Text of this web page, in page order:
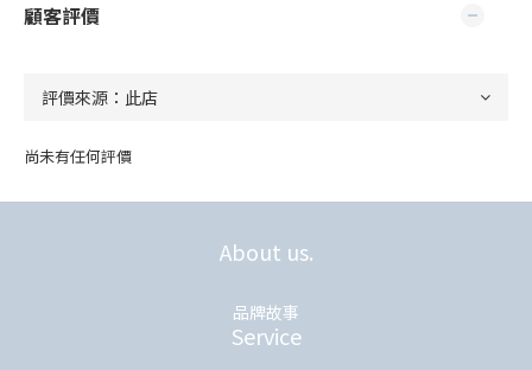
顧客評價
尚未有任何評價
About us.
品牌故事
Service